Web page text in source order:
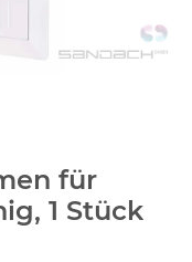
für
1 Stück